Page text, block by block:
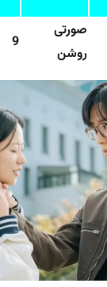
صورتی
روشن
9